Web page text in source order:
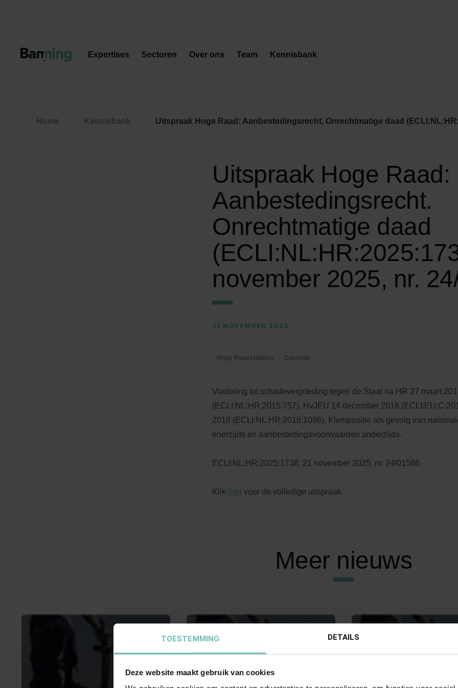
TOESTEMMING DETAILS
Deze website maakt gebruik van cookies
Expertises Sectoren Over ons Team Kennisbank
Home Kennisbank Uitspraak Hoge Raad: Aanbestedingsrecht. Onrechtmatige daad
Uitspraak Hoge Raad:
Aanbestedingsrecht.
Onrechtmatige daad
november 2025, nr.
21 NOVEMBER 2025
Hoge Raad Updates Cassatie
Vordering tot schadevergoeding tegen de Staat na HR 27 maart
(ECLI:NL:HR:2015:757), HvJEU 14 december 2016
2018 (ECLI:NL:HR:2018:1096). Klempositie als gevolg van
enerzijds en aanbestedingsvoorwaarden anderzijds.
ECLI:NL:HR:2025:1738, 21 november 2025, nr. 24/01586
Klik hier voor de volledige uitspraak.
Meer nieuws